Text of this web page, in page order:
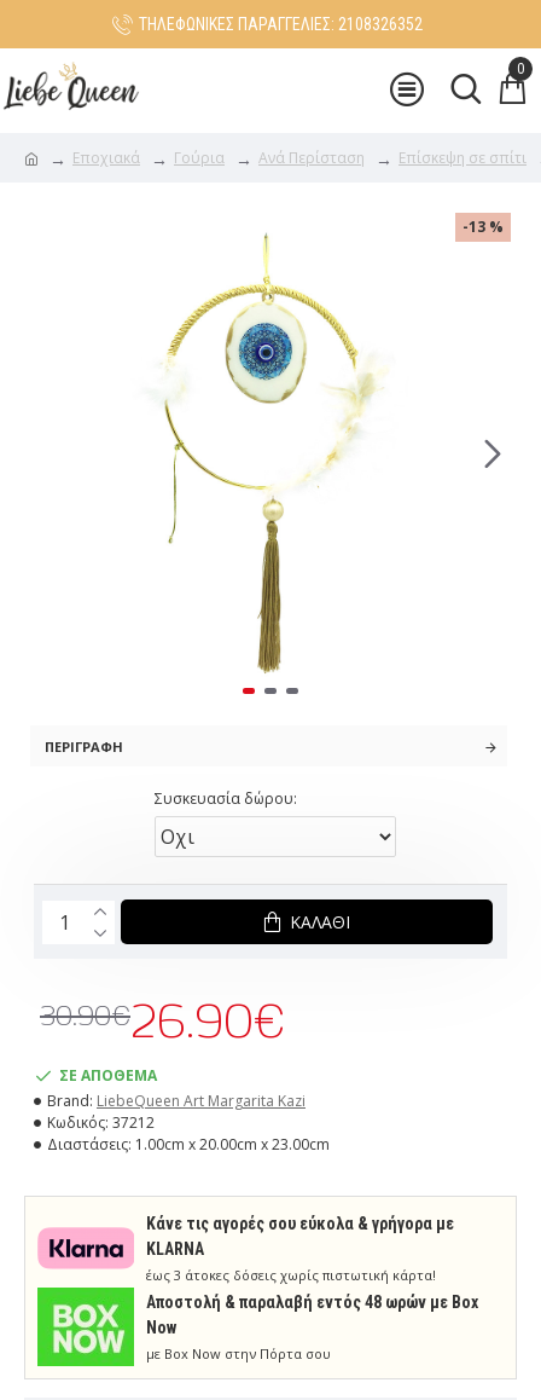
ΤΗΛΕΦΩΝΙΚΕΣ ΠΑΡΑΓΓΕΛΙΕΣ: 2108326352
0
Εποχιακά Γούρια Ανά Περίσταση Επίσκεψη σε σπίτι
-13 %
ΠΕΡΙΓΡΑΦΉ
ΣΕ ΑΠΟΘΕΜΑ
Brand: LiebeQueen Art Margarita Kazi
Κωδικός: 37212
Διαστάσεις: 1.00cm x 20.00cm x 23.00cm
26.90€
30.90€
Συσκευασία δώρου:
ΚΑΛΆΘΙ
Κάνε τις αγορές σου εύκολα & γρήγορα με
KLARNA
έως 3 άτοκες δόσεις χωρίς πιστωτική κάρτα!
Aποστολή & παραλαβή εντός 48 ωρών με Box
Now
με Box Now στην Πόρτα σου